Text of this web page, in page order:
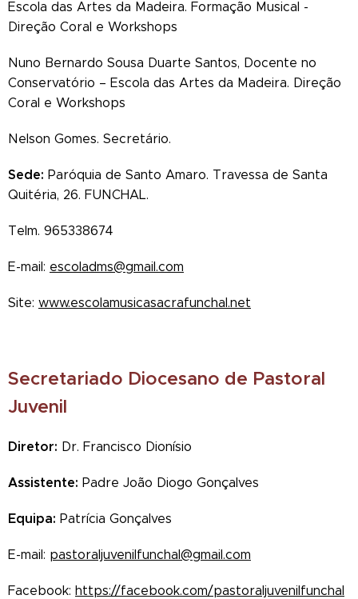
Escola das Artes da Madeira. Formação Musical -
Direção Coral e Workshops
Nuno Bernardo Sousa Duarte Santos, Docente no
Conservatório – Escola das Artes da Madeira. Direção
Coral e Workshops
Nelson Gomes. Secretário.
Sede: Paróquia de Santo Amaro. Travessa de Santa
Quitéria, 26. FUNCHAL.
Telm. 965338674
E-mail: escoladms@gmail.com
Site: www.escolamusicasacrafunchal.net
Secretariado Diocesano de Pastoral
Juvenil
Diretor: Dr. Francisco Dionísio
Assistente: Padre João Diogo Gonçalves
Equipa: Patrícia Gonçalves
E-mail: pastoraljuvenilfunchal@gmail.com
Facebook: https://facebook.com/pastoraljuvenilfunchal